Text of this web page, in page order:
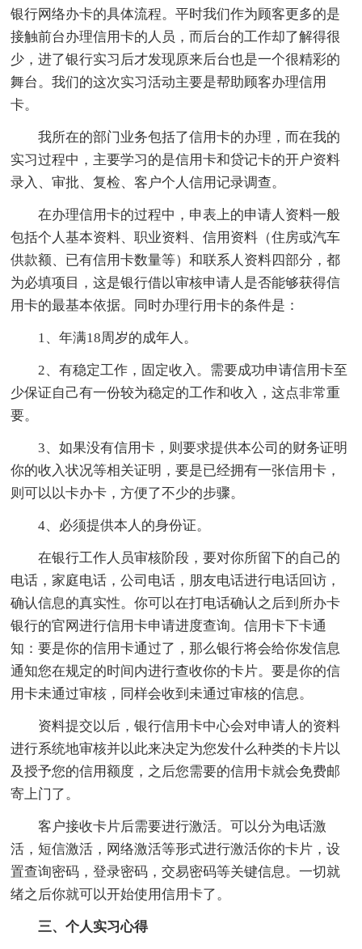
银行网络办卡的具体流程。平时我们作为顾客更多的是
接触前台办理信用卡的人员，而后台的工作却了解得很
少，进了银行实习后才发现原来后台也是一个很精彩的
舞台。我们的这次实习活动主要是帮助顾客办理信用
卡。
我所在的部门业务包括了信用卡的办理，而在我的
实习过程中，主要学习的是信用卡和贷记卡的开户资料
录入、审批、复检、客户个人信用记录调查。
在办理信用卡的过程中，申表上的申请人资料一般
包括个人基本资料、职业资料、信用资料（住房或汽车
供款额、已有信用卡数量等）和联系人资料四部分，都
为必填项目，这是银行借以审核申请人是否能够获得信
用卡的最基本依据。同时办理行用卡的条件是：
1、年满18周岁的成年人。
2、有稳定工作，固定收入。需要成功申请信用卡至
少保证自己有一份较为稳定的工作和收入，这点非常重
要。
3、如果没有信用卡，则要求提供本公司的财务证明
你的收入状况等相关证明，要是已经拥有一张信用卡，
则可以以卡办卡，方便了不少的步骤。
4、必须提供本人的身份证。
在银行工作人员审核阶段，要对你所留下的自己的
电话，家庭电话，公司电话，朋友电话进行电话回访，
确认信息的真实性。你可以在打电话确认之后到所办卡
银行的官网进行信用卡申请进度查询。信用卡下卡通
知：要是你的信用卡通过了，那么银行将会给你发信息
通知您在规定的时间内进行查收你的卡片。要是你的信
用卡未通过审核，同样会收到未通过审核的信息。
资料提交以后，银行信用卡中心会对申请人的资料
进行系统地审核并以此来决定为您发什么种类的卡片以
及授予您的信用额度，之后您需要的信用卡就会免费邮
寄上门了。
客户接收卡片后需要进行激活。可以分为电话激
活，短信激活，网络激活等形式进行激活你的卡片，设
置查询密码，登录密码，交易密码等关键信息。一切就
绪之后你就可以开始使用信用卡了。
三、个人实习心得